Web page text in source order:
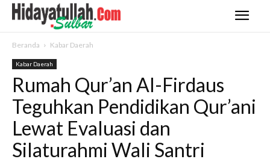
Beranda Kabar Daerah
Kabar Daerah
Rumah Qur’an Al-Firdaus
Teguhkan Pendidikan Qur’ani
Lewat Evaluasi dan
Silaturahmi Wali Santri